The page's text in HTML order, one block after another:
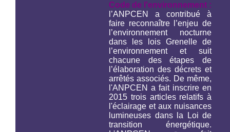
Code de l'environnement :
l’ANPCEN a contribué à
faire reconnaître l’enjeu de
l’environnement nocturne
dans les lois Grenelle de
l’environnement et suit
chacune des étapes de
l’élaboration des décrets et
arrêtés associés. De même,
l'ANPCEN a fait inscrire en
2015 trois articles relatifs à
l'éclairage et aux nuisances
lumineuses dans la Loi de
transition énergétique.